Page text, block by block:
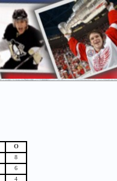
О
8
6
4